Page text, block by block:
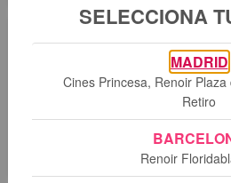
Lo sentimos. No hay sesiones
película.
SELECCIONA
MADRID
Cines Princesa, Renoir
Retiro
Renoir